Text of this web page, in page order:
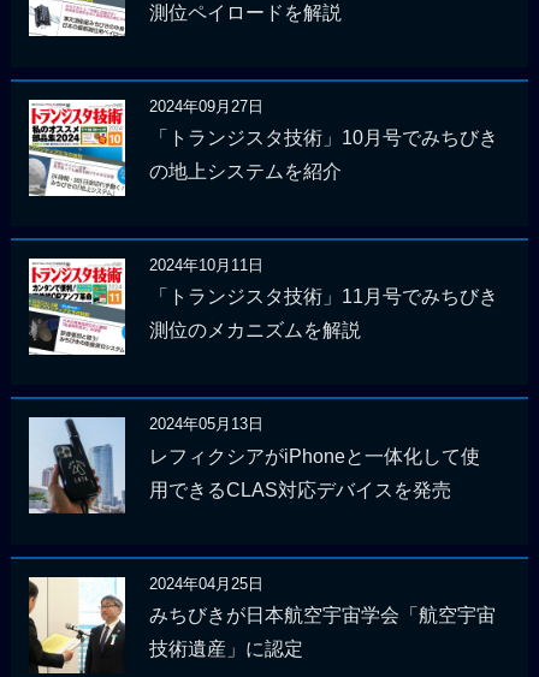
測位ペイロードを解説
2024年09月27日
「トランジスタ技術」10月号でみちびき
の地上システムを紹介
2024年10月11日
「トランジスタ技術」11月号でみちびき
測位のメカニズムを解説
2024年05月13日
レフィクシアがiPhoneと一体化して使
用できるCLAS対応デバイスを発売
2024年04月25日
みちびきが日本航空宇宙学会「航空宇宙
技術遺産」に認定